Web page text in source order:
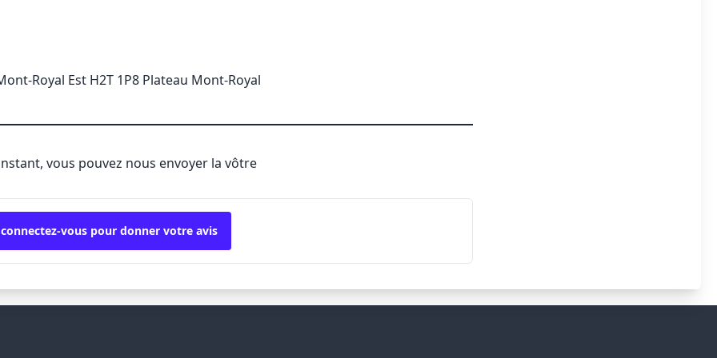
Royal Est H2T 1P8 Plateau Mont-Royal
vous pouvez nous envoyer la vôtre
vous pour donner votre avis